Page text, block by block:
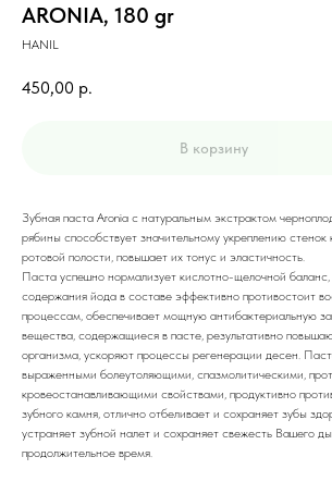
ARONIA, 180 gr
HANIL
450,00 р.
В корзину
Зубная паста Aronia с натуральным экстрактом
рябины способствует значительному укреплению
ротовой полости, повышает их тонус и эластичность.
Паста успешно нормализует кислотно-щелочной
содержания йода в составе эффективно противостоит
процессам, обеспечивает мощную антибактериальную
вещества, содержащиеся в пасте, результативно
организма, ускоряют процессы регенерации десен.
выраженными болеутоляющими, спазмолитическими,
кровеостанавливающими свойствами, продуктивно
зубного камня, отлично отбеливает и сохраняет зубы
устраняет зубной налет и сохраняет свежесть Вашего
продолжительное время.